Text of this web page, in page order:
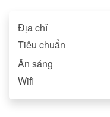
Địa chỉ
Tiêu chuẩn
Ăn sáng
Wifi